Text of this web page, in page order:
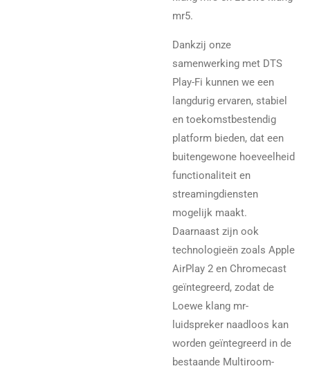
mr5.
Dankzij onze
samenwerking met DTS
Play-Fi kunnen we een
langdurig ervaren, stabiel
en toekomstbestendig
platform bieden, dat een
buitengewone hoeveelheid
functionaliteit en
streamingdiensten
mogelijk maakt.
Daarnaast zijn ook
technologieën zoals Apple
AirPlay 2 en Chromecast
geïntegreerd, zodat de
Loewe klang mr-
luidspreker naadloos kan
worden geïntegreerd in de
bestaande Multiroom-